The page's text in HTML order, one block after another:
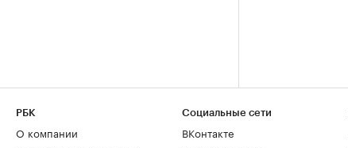
РБК
О компании
Социальные сети
ВКонтакте